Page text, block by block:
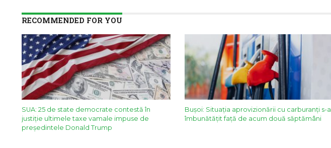
RECOMMENDED FOR YOU
SUA: 25 de state democrate contestă în
justiție ultimele taxe vamale impuse de
președintele Donald Trump
Bușoi: Situația aprovizionării cu carburanți s-a
îmbunătățit față de acum două săptămâni